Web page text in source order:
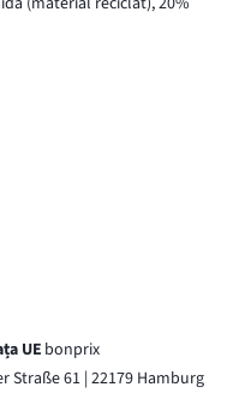
UE bonprix
Straße 61 | 22179 Hamburg